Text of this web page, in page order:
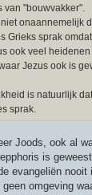
van "bouwvakker".
niet onaannemelijk
Grieks sprak
ook veel
Jezus ook is
is natuurlijk
sprak.
Joods, ook al
is
evangeliën
omgeving